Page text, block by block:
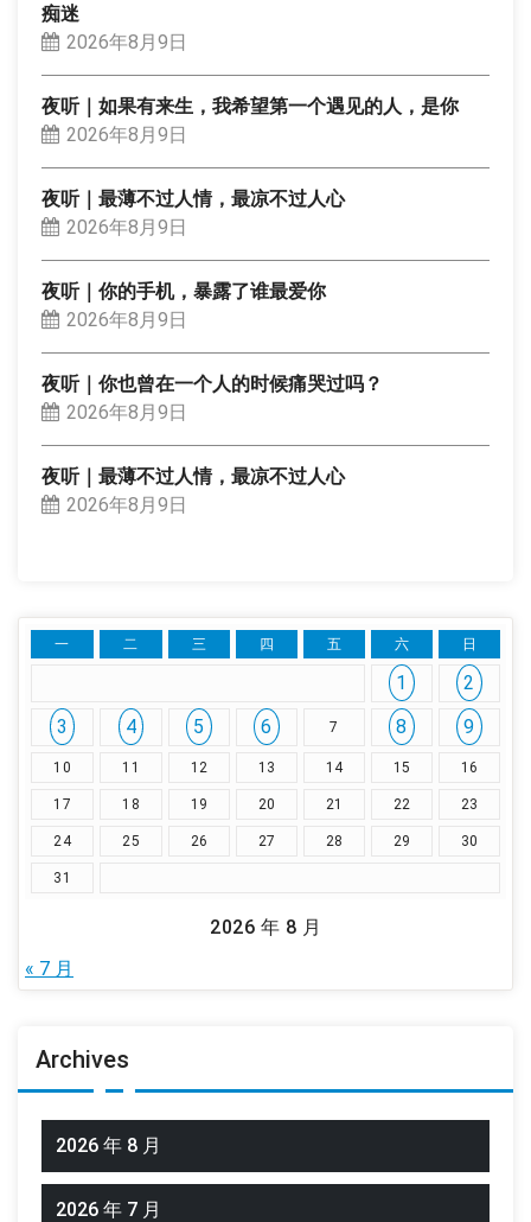
痴迷
2026年8月9日
夜听｜如果有来生，我希望第一个遇见的人，是你
2026年8月9日
夜听｜最薄不过人情，最凉不过人心
2026年8月9日
夜听｜你的手机，暴露了谁最爱你
2026年8月9日
夜听｜你也曾在一个人的时候痛哭过吗？
2026年8月9日
夜听｜最薄不过人情，最凉不过人心
2026年8月9日
2026 年 8 月
一 二 三 四 五 六 日
1
2
3
4 5 6 7 8 9
10 11 12 13 14 15 16
17 18 19 20 21 22 23
24 25 26 27 28 29 30
31
« 7 月
Archives
2026 年 8 月
2026 年 7 月